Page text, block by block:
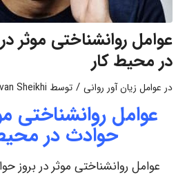
عوامل روانشناختی موثر
در محیط کار
در عوامل زیان آور روانی / توسط Sheikhi
عوامل روانشناختی
حوادث در
عوامل روانشناختی موثر در بروز